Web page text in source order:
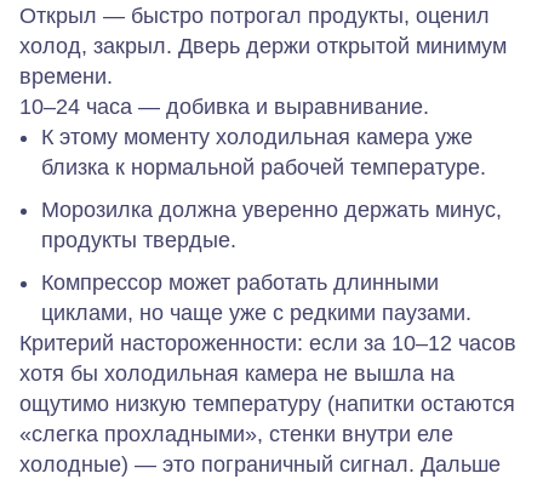
Открыл — быстро потрогал продукты, оценил
холод, закрыл. Дверь держи открытой минимум
времени.
10–24 часа — добивка и выравнивание.
К этому моменту холодильная камера уже
близка к нормальной рабочей температуре.
Морозилка должна уверенно держать минус,
продукты твердые.
Компрессор может работать длинными
циклами, но чаще уже с редкими паузами.
Критерий настороженности: если за 10–12 часов
хотя бы холодильная камера не вышла на
ощутимо низкую температуру (напитки остаются
«слегка прохладными», стенки внутри еле
холодные) — это пограничный сигнал. Дальше